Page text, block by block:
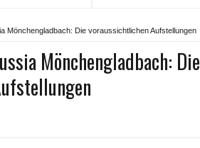
Mönchengladbach: Die voraussichtlichen Aufstellungen
Mönchengladbach: Die